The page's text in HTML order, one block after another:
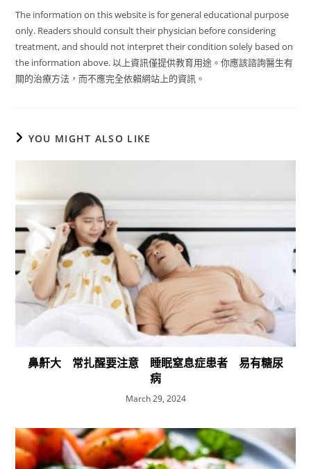
The information on this website is for general educational purpose
only. Readers should consult their physician before considering
treatment, and should not interpret their condition solely based on
the information above. 以上資訊僅提供教育用途。你應該諮詢醫生有
關的治療方法，而不應完全依賴網站上的資訊。
YOU MIGHT ALSO LIKE
鼻鼾大 常扎醒要注意 睡眠窒息症患者 易有糖尿
病
March 29, 2024